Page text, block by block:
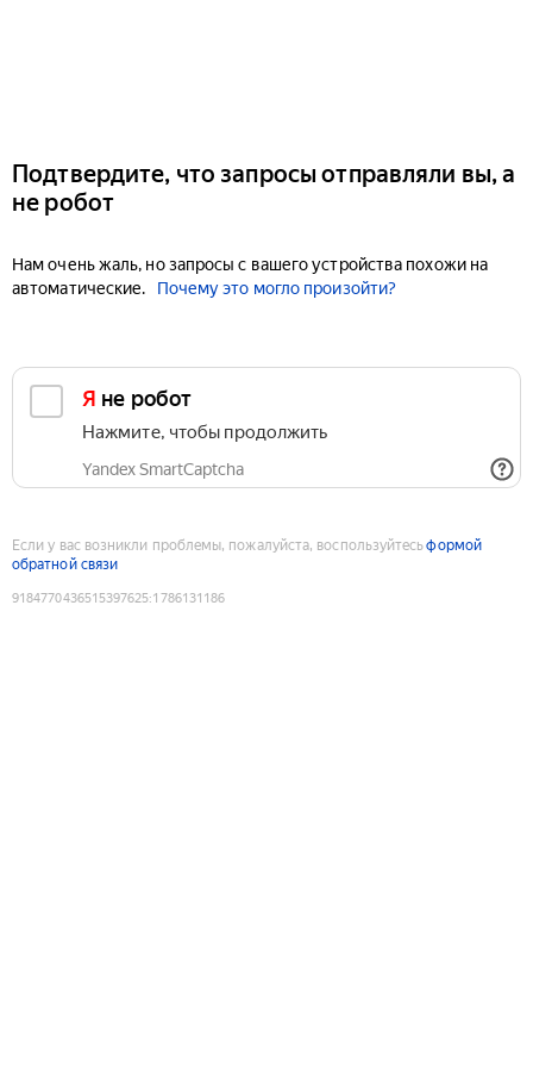
Подтвердите, что запросы отправляли вы, а
не робот
Нам очень жаль, но запросы с вашего устройства похожи на
автоматические.
Почему это могло произойти?
Я не робот
Нажмите, чтобы продолжить
Yandex SmartCaptcha
Если у вас возникли проблемы, пожалуйста, воспользуйтесьформой
обратной связи
9184770436515397625:1786131186